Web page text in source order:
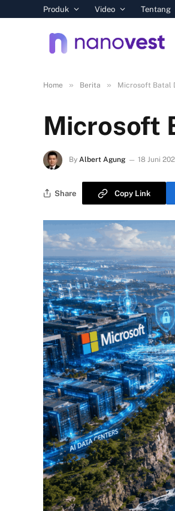
Produk Video Tentang
Home » Berita » Microsoft Batal
Microsoft
By Albert Agung 18 Juni
Share Copy Link